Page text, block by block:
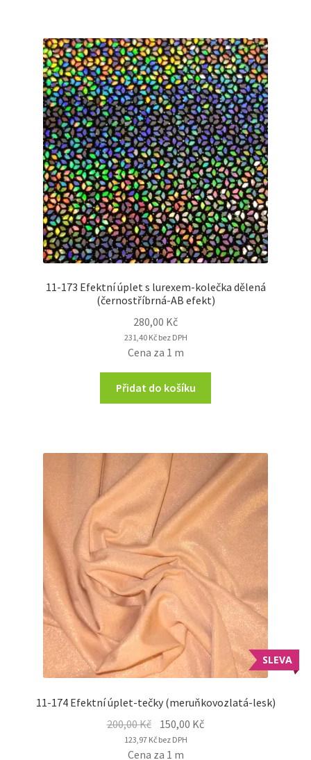
11-173 Efektní úplet s lurexem-kolečka dělená
(černostříbrná-AB efekt)
280,00 Kč
231,40 Kčbez DPH
Cena za 1 m
Přidat do košíku
SLEVA
11-174 Efektní úplet-tečky (meruňkovozlatá-lesk)
200,00Kč Original
price
150,00 KčCurrent
123,97 Kčbez DPH
Cena za 1 m